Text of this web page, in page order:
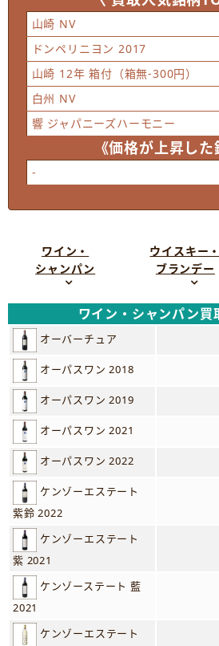
山崎 NV
ドンペリニヨン 2017
山崎 12年 箱付（箱無-300円）
白州 NV
響 ジャパニーズハーモニー
《価格が上昇した
-
ワイン・
シャンパン
ウイスキー・
ブランデー
ワイン・シャンパン買
オーバーチュア
オーパスワン 2018
オーパスワン 2019
オーパスワン 2021
オーパスワン 2022
ケンゾーエステート
紫鈴 2022
ケンゾーエステート
紫 2021
ケンゾーステート 藍
2021
ケンゾーエステート